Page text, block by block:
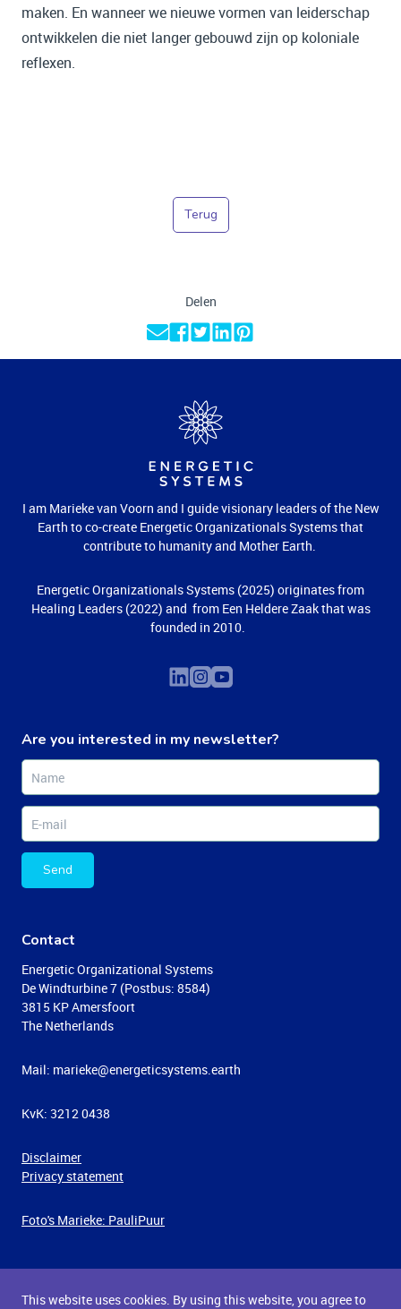
maken. En wanneer we nieuwe vormen van leiderschap
ontwikkelen die niet langer gebouwd zijn op koloniale
reflexen.
Terug
Delen
I am Marieke van Voorn and I guide visionary leaders of the New
Earth to co-create Energetic Organizationals Systems that
contribute to humanity and Mother Earth.
Energetic Organizationals Systems (2025) originates from
Healing Leaders (2022) and from Een Heldere Zaak that was
founded in 2010.
Are you interested in my newsletter?
Send
Contact
Energetic Organizational Systems
De Windturbine 7 (Postbus: 8584)
3815 KP Amersfoort
The Netherlands
Mail: marieke@energeticsystems.earth
KvK: 3212 0438
Disclaimer
Privacy statement
Foto's Marieke: PauliPuur
This website uses cookies. By using this website, you agree to